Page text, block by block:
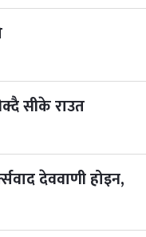
सीके राउत
देववाणी होइन,